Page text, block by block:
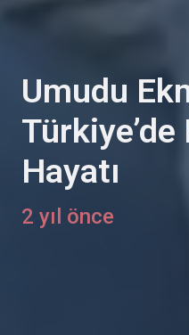
Umudu
Türkiye’de
Hayatı
2 yıl önce